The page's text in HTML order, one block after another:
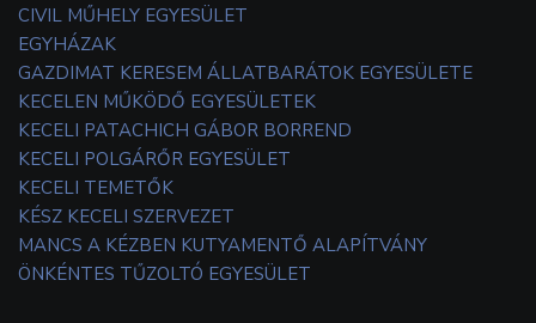
CIVIL MŰHELY EGYESÜLET
EGYHÁZAK
GAZDIMAT KERESEM ÁLLATBARÁTOK EGYESÜLETE
KECELEN MŰKÖDŐ EGYESÜLETEK
KECELI PATACHICH GÁBOR BORREND
KECELI POLGÁRŐR EGYESÜLET
KECELI TEMETŐK
KÉSZ KECELI SZERVEZET
MANCS A KÉZBEN KUTYAMENTŐ ALAPÍTVÁNY
ÖNKÉNTES TŰZOLTÓ EGYESÜLET